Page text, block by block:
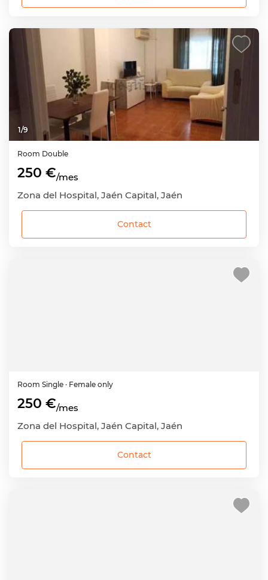
1/9
Room Double
250 €/mes
Zona del Hospital, Jaén Capital, Jaén
Contact
Room Single · Female only
250 €/mes
Zona del Hospital, Jaén Capital, Jaén
Contact